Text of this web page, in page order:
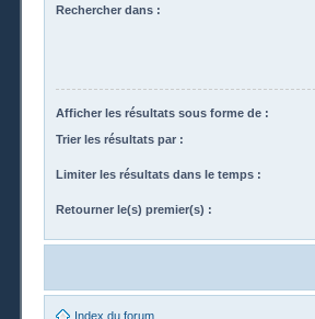
Rechercher dans :
Afficher les résultats sous forme de :
Trier les résultats par :
Limiter les résultats dans le temps :
Retourner le(s) premier(s) :
Index du forum